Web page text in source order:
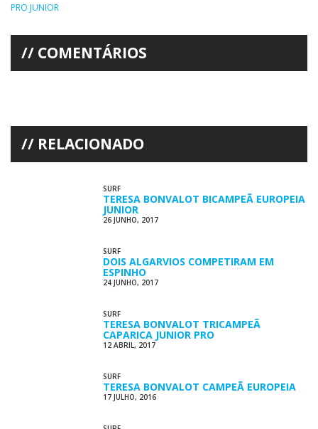
PRO JUNIOR
COMENTÁRIOS
RELACIONADO
SURF
TERESA BONVALOT BICAMPEÃ EUROPEIA
JUNIOR
26 JUNHO, 2017
SURF
DOIS ALGARVIOS COMPETIRAM EM
ESPINHO
24 JUNHO, 2017
SURF
TERESA BONVALOT TRICAMPEÃ
CAPARICA JUNIOR PRO
12 ABRIL, 2017
SURF
TERESA BONVALOT CAMPEÃ EUROPEIA
17 JULHO, 2016